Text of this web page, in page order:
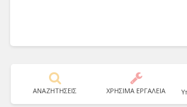
ΑΝΑΖΗΤΗΣΕΙΣ ΧΡΗΣΙΜΑ ΕΡΓΑΛΕΙΑ